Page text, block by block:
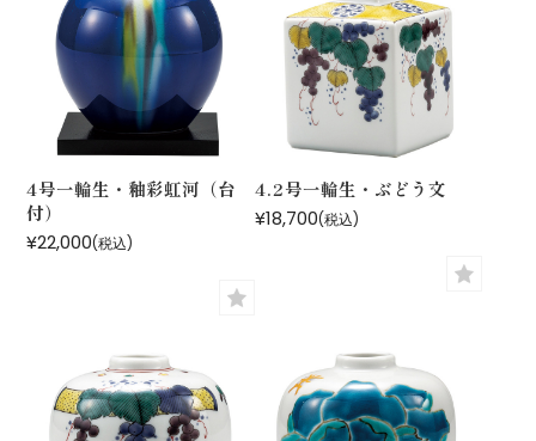
4号一輪生・釉彩虹河（台
付）
¥22,000(税込)
4.2号一輪生・ぶどう文
¥18,700(税込)